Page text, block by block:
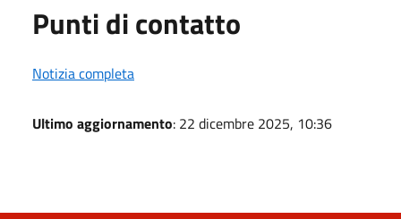
Punti di contatto
Notizia completa
Ultimo aggiornamento: 22 dicembre 2025, 10:36